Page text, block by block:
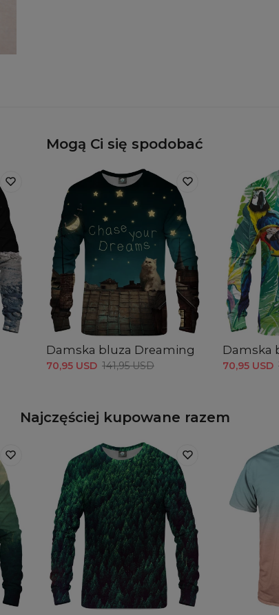
Mogą Ci się spodobać
Damska bluza Dreaming
70,95 USD 141,95 USD
Damska
70,95 USD
Najczęściej kupowane razem